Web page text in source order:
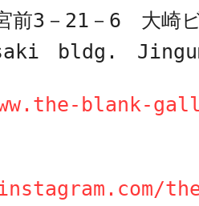
前3 － 21 － 6 大崎
bldg.
blank-